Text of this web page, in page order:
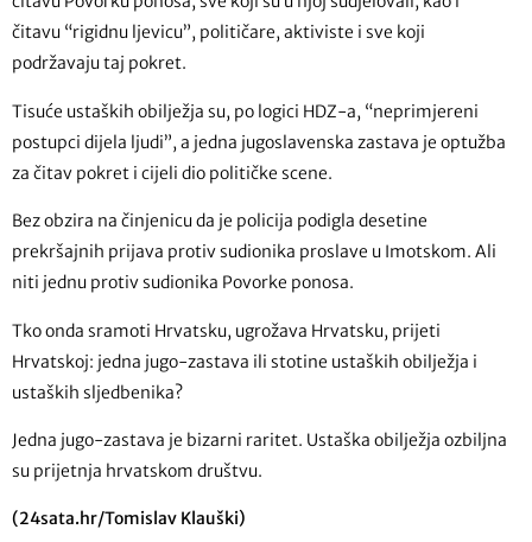
čitavu “rigidnu ljevicu”, političare, aktiviste i sve koji
podržavaju taj pokret.
Tisuće ustaških obilježja su, po logici HDZ-a, “neprimjereni
postupci dijela ljudi”, a jedna jugoslavenska zastava je optužba
za čitav pokret i cijeli dio političke scene.
Bez obzira na činjenicu da je policija podigla desetine
prekršajnih prijava protiv sudionika proslave u Imotskom. Ali
niti jednu protiv sudionika Povorke ponosa.
Tko onda sramoti Hrvatsku, ugrožava Hrvatsku, prijeti
Hrvatskoj: jedna jugo-zastava ili stotine ustaških obilježja i
ustaških sljedbenika?
Jedna jugo-zastava je bizarni raritet. Ustaška obilježja ozbiljna
su prijetnja hrvatskom društvu.
(24sata.hr/Tomislav Klauški)